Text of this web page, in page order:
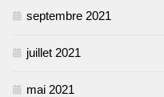
septembre 2021
juillet 2021
mai 2021